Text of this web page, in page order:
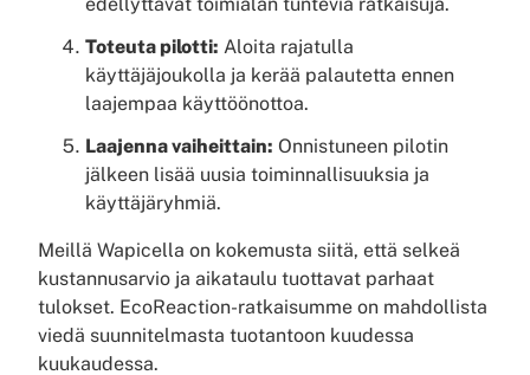
Toteuta pilotti: Aloita rajatulla
käyttäjäjoukolla ja kerää palautetta ennen
laajempaa käyttöönottoa.
Laajenna vaiheittain: Onnistuneen pilotin
jälkeen lisää uusia toiminnallisuuksia ja
käyttäjäryhmiä.
Meillä Wapicella on kokemusta siitä, että selkeä
kustannusarvio ja aikataulu tuottavat parhaat
tulokset. EcoReaction-ratkaisumme on mahdollista
viedä suunnitelmasta tuotantoon kuudessa
kuukaudessa.